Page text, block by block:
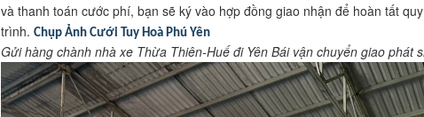
và thanh toán cước phí, bạn sẽ ký vào hợp đồng giao nhận để hoàn tất quy
trình. Chụp Ảnh Cưới Tuy Hoà Phú Yên
Gửi hàng chành nhà xe Thừa Thiên-Huế đi Yên Bái vận chuyển giao phát